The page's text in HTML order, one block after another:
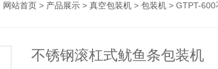
网站首页 > 产品展示 > 真空包装机 > 包装机 > GTPT-600
不锈钢滚杠式鱿鱼条包装机